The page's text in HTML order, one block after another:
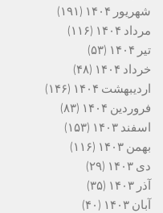
شهریور ۱۴۰۴
(۱۹۱)
مرداد ۱۴۰۴
(۱۱۶)
تیر ۱۴۰۴
(۵۳)
خرداد ۱۴۰۴
(۴۸)
اردیبهشت ۱۴۰۴
(۱۴۶)
فروردین ۱۴۰۴
(۸۳)
اسفند ۱۴۰۳
(۱۵۳)
بهمن ۱۴۰۳
(۱۱۶)
دی ۱۴۰۳
(۲۹)
آذر ۱۴۰۳
(۳۵)
آبان ۱۴۰۳
(۴۰)